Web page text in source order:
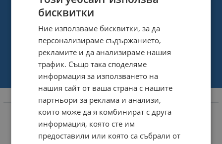
Информация
Магазини
бисквитки
Ние използваме бисквитки, за да
персонализираме съдържанието,
рекламите и да анализираме нашия
трафик. Също така споделяме
информация за използването на
нашия сайт от ваша страна с нашите
партньори за реклама и анализи,
които може да я комбинират с друга
информация, която сте им
предоставили или която са събрали от